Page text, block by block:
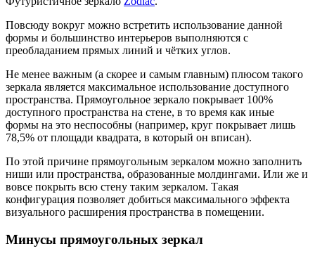
Повсюду вокруг можно встретить использование данной
формы и большинство интерьеров выполняются с
преобладанием прямых линий и чётких углов.
Не менее важным (а скорее и самым главным) плюсом такого
зеркала является максимальное использование доступного
пространства. Прямоугольное зеркало покрывает 100%
доступного пространства на стене, в то время как иные
формы на это неспособны (например, круг покрывает лишь
78,5% от площади квадрата, в который он вписан).
По этой причине прямоугольным зеркалом можно заполнить
ниши или пространства, образованные молдингами. Или же и
вовсе покрыть всю стену таким зеркалом. Такая
конфигурация позволяет добиться максимального эффекта
визуального расширения пространства в помещении.
Минусы прямоугольных зеркал